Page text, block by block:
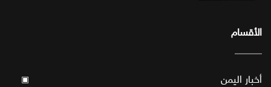
الأقسام
أخبار اليمن ▣